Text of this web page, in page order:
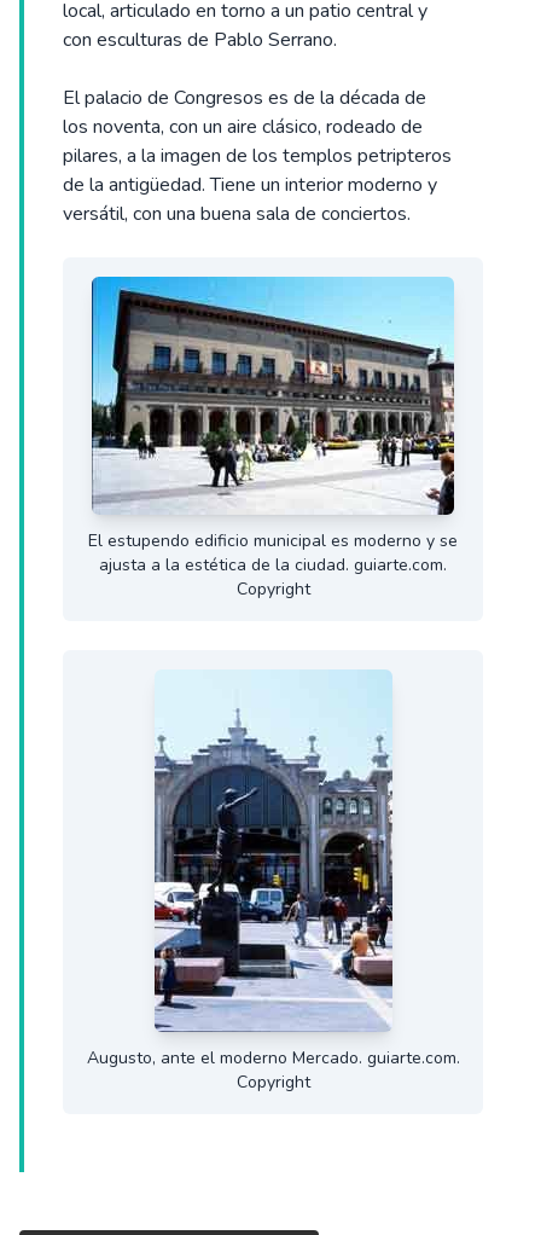
local, articulado en torno a un patio central y
con esculturas de Pablo Serrano.
El palacio de Congresos es de la década de
los noventa, con un aire clásico, rodeado de
pilares, a la imagen de los templos petripteros
de la antigüedad. Tiene un interior moderno y
versátil, con una buena sala de conciertos.
El estupendo edificio municipal es moderno y se
ajusta a la estética de la ciudad. guiarte.com.
Copyright
Augusto, ante el moderno Mercado. guiarte.com.
Copyright